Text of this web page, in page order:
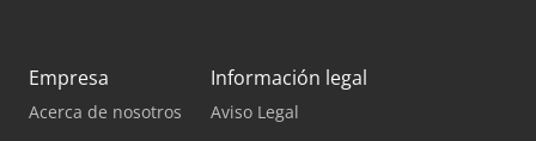
Empresa
Acerca de nosotros
Información legal
Aviso Legal